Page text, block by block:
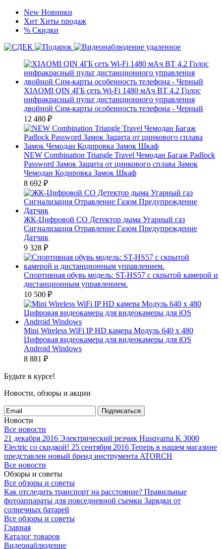
New Новинки
Хит Хиты продаж
% Скидки
XIAOMI QIN 4ГБ сеть Wi-Fi 1480 мАч BT 4.2 Голос
инфракрасный пульт дистанционного управления
двойной Сим-карты особенность телефона - Черный
12 480 ₽
NEW Combination Triangle Travel Чемодан Багаж Padlock
Password Замок Защита от цинкового сплава Замок
Чемодан Кодировка Замок Шкаф
8 692 ₽
ЖК-Цифровой CO Детектор дыма Угарный газ
Сигнализация Отравление Газом Предупреждение
Датчик
9 328 ₽
Спортивная обувь модель: ST-HS57 с скрытой камерой и
дистанционным управлением.
10 500 ₽
Mini Wireless WiFi IP HD камера Модуль 640 x 480
Цифровая видеокамера для видеокамеры для iOS
Android Windows
8 881 ₽
Будьте в курсе!
Новости, обзоры и акции
Подписаться
Новости
Все новости
21 декабря 2016 Электрический резчик Husqvarna K 3000
Electric со скидкой! 25 сентября 2016 Теперь в нашем магазине
представлен новый бренд инструмента ATORCH
Все новости
Обзоры и советы
Все обзоры и советы
Как отследить транспорт на расстояние? Правильные
фотоаппараты для повседневной съемки Зарядки от
солнечных батарей
Все обзоры и советы
Главная
Каталог товаров
Видеонаблюдение